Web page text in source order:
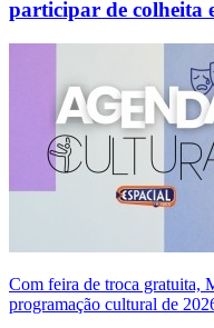
participar de colheita
Com feira de troca gratuita,
programação cultural de